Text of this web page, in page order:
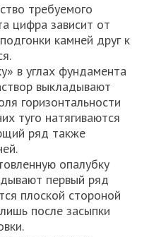
требуемого
цифра зависит от
камней друг к
в углах фундамента
выкладывают
горизонтальности
туго натягиваются
ряд также
опалубку
первый ряд
плоской стороной
после засыпки